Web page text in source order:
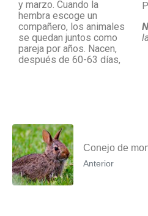
y marzo. Cuando la
hembra escoge un
compañero, los animales
se quedan juntos como
pareja por años. Nacen,
después de 60-63 días,
Conejo de
Anterior